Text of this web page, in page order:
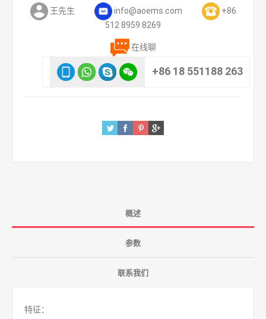
王先生 info@aoems.com
+86
512 8959 8269
在线聊
+86 18 551188 263
概述
参数
联系我们
特征：